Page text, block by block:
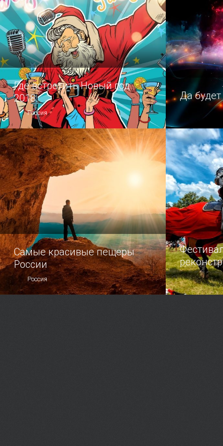
Где встретить Новый год
2018
Россия
Скорая помощь для тех, кто ничего
не придумал.
Да будет
Самые красивые пещеры
России
Россия